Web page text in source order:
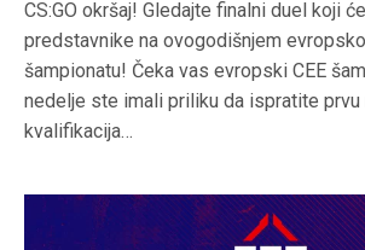
CS:GO okršaj! Gledajte finalni duel koji
predstavnike na ovogodišnjem
šampionatu! Čeka vas evropski CEE
nedelje ste imali priliku da ispratite prvu
kvalifikacija…